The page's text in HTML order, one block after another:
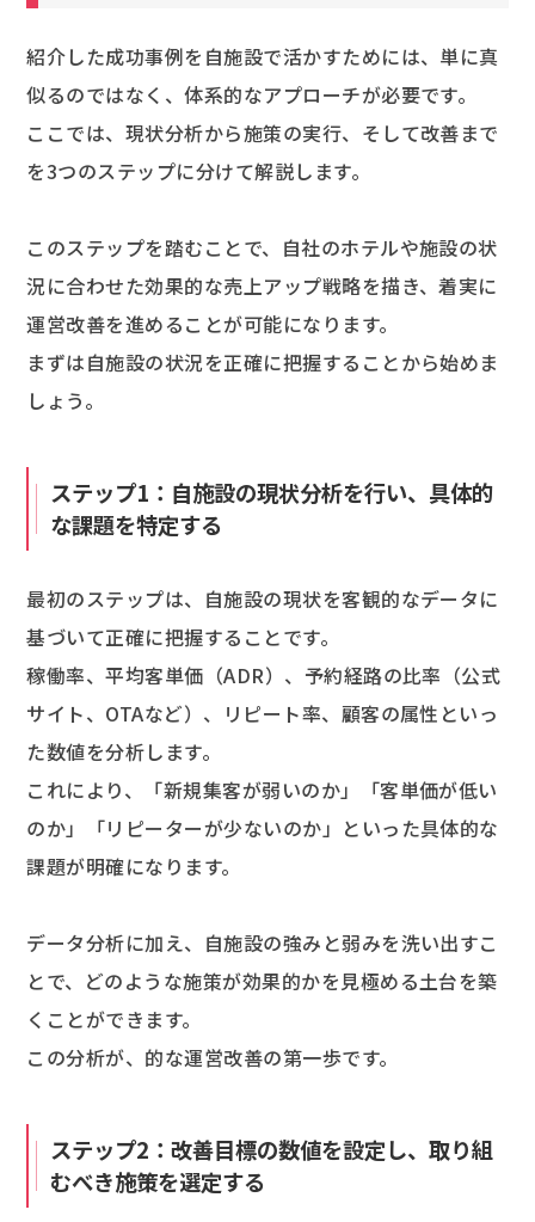
紹介した成功事例を自施設で活かすためには、単に真
似るのではなく、体系的なアプローチが必要です。
ここでは、現状分析から施策の実行、そして改善まで
を3つのステップに分けて解説します。
このステップを踏むことで、自社のホテルや施設の状
況に合わせた効果的な売上アップ戦略を描き、着実に
運営改善を進めることが可能になります。
まずは自施設の状況を正確に把握することから始めま
しょう。
ステップ1：自施設の現状分析を行い、具体的
な課題を特定する
最初のステップは、自施設の現状を客観的なデータに
基づいて正確に把握することです。
稼働率、平均客単価（ADR）、予約経路の比率（公式
サイト、OTAなど）、リピート率、顧客の属性といっ
た数値を分析します。
これにより、「新規集客が弱いのか」「客単価が低い
のか」「リピーターが少ないのか」といった具体的な
課題が明確になります。
データ分析に加え、自施設の強みと弱みを洗い出すこ
とで、どのような施策が効果的かを見極める土台を築
くことができます。
この分析が、的な運営改善の第一歩です。
ステップ2：改善目標の数値を設定し、取り組
むべき施策を選定する